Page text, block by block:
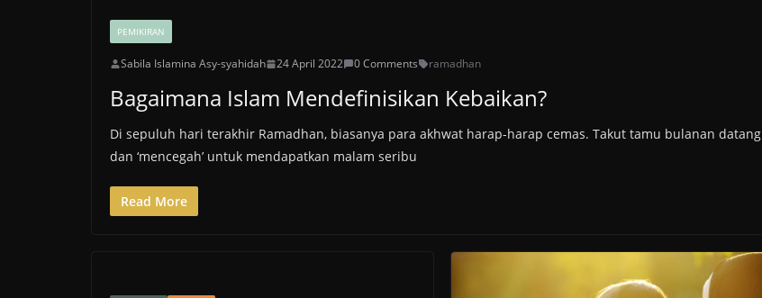
PEMIKIRAN
Sabila Islamina Asy-syahidah 24 April 2022 0 Comments ramadhan
Bagaimana Islam Mendefinisikan Kebaikan?
Di sepuluh hari terakhir Ramadhan, biasanya para akhwat harap-harap cemas. Takut tamu bulanan datang
dan ‘mencegah’ untuk mendapatkan malam seribu
Read More